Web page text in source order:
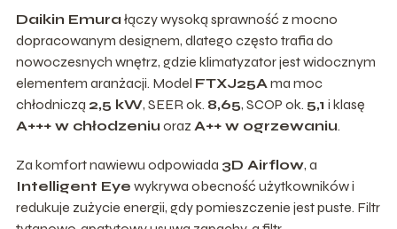
Daikin Emura łączy wysoką sprawność z mocno
dopracowanym designem, dlatego często trafia do
nowoczesnych wnętrz, gdzie klimatyzator jest widocznym
elementem aranżacji. Model FTXJ25Ama moc
chłodniczą 2,5 kW, SEER ok. 8,65, SCOP ok. 5,1 i klasę
A+++ w chłodzeniu oraz A++ w ogrzewaniu.
Za komfort nawiewu odpowiada 3D Airflow, a
Intelligent Eye wykrywa obecność użytkowników i
redukuje zużycie energii, gdy pomieszczenie jest puste. Filtr